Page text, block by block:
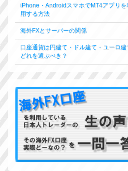
iPhone・AndroidスマホでMT4アプリを
用する方法
海外FXとサーバーの関係
口座通貨は円建て・ドル建て・ユーロ建
どれを選ぶべき？